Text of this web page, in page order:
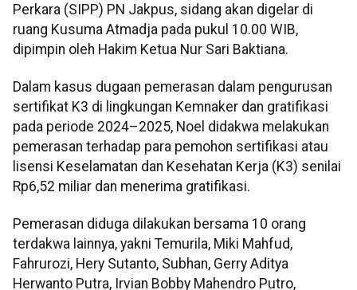
Perkara (SIPP) PN Jakpus, sidang akan digelar di
ruang Kusuma Atmadja pada pukul 10.00 WIB,
dipimpin oleh Hakim Ketua Nur Sari Baktiana.
Dalam kasus dugaan pemerasan dalam pengurusan
sertifikat K3 di lingkungan Kemnaker dan gratifikasi
pada periode 2024–2025, Noel didakwa melakukan
pemerasan terhadap para pemohon sertifikasi atau
lisensi Keselamatan dan Kesehatan Kerja (K3) senilai
Rp6,52 miliar dan menerima gratifikasi.
Pemerasan diduga dilakukan bersama 10 orang
terdakwa lainnya, yakni Temurila, Miki Mahfud,
Fahrurozi, Hery Sutanto, Subhan, Gerry Aditya
Herwanto Putra, Irvian Bobby Mahendro Putro,